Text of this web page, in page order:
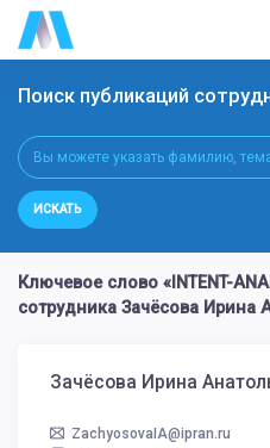
Поиск публикаций
ИСКАТЬ
Ключевое слово «INTENT-
сотрудника Зачёсова Ирина
Зачёсова Ирина
ZachyosovaIA@ipran.ru